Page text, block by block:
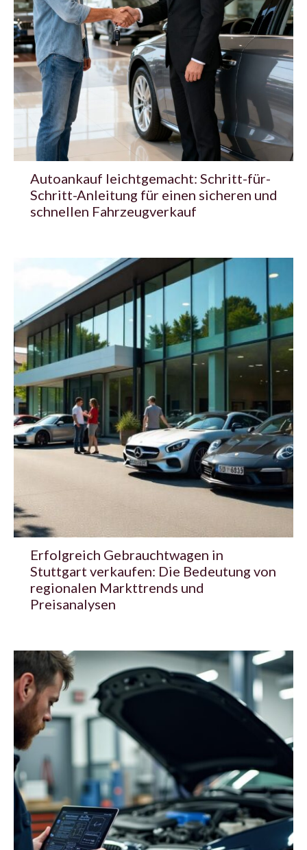
Autoankauf leichtgemacht: Schritt-für-
Schritt-Anleitung für einen sicheren und
schnellen Fahrzeugverkauf
Erfolgreich Gebrauchtwagen in
Stuttgart verkaufen: Die Bedeutung von
regionalen Markttrends und
Preisanalysen